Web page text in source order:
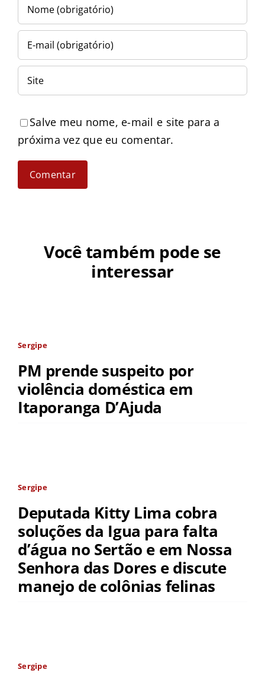
Salve meu nome, e-mail e site para a
próxima vez que eu comentar.
Você também pode se
interessar
Sergipe
PM prende suspeito por
violência doméstica em
Itaporanga D’Ajuda
Sergipe
Deputada Kitty Lima cobra
soluções da Igua para falta
d’água no Sertão e em Nossa
Senhora das Dores e discute
manejo de colônias felinas
Sergipe